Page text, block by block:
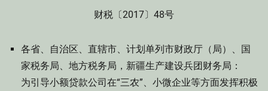
财税〔2017〕48号
各省、自治区、直辖市、计划单列市财政厅（局）、国
家税务局、地方税务局，新疆生产建设兵团财务局：
为引导小额贷款公司在“三农”、小微企业等方面发挥积极